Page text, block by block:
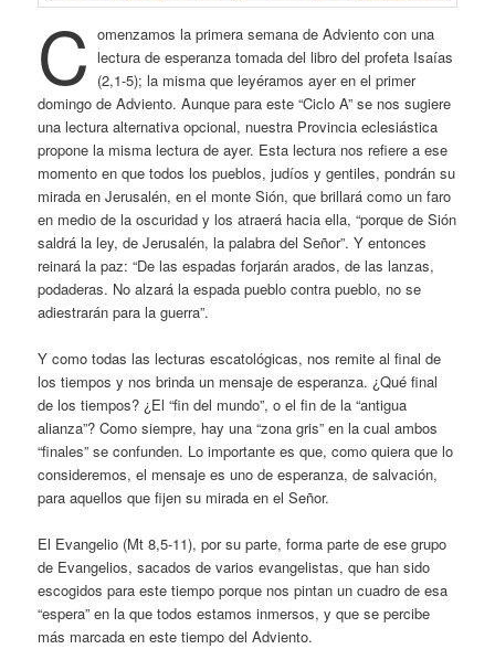
C omenzamos la primera semana de Adviento con una
lectura de esperanza tomada del libro del profeta Isaías
(2,1-5); la misma que leyéramos ayer en el primer
domingo de Adviento. Aunque para este “Ciclo A” se nos sugiere
una lectura alternativa opcional, nuestra Provincia eclesiástica
propone la misma lectura de ayer. Esta lectura nos refiere a ese
momento en que todos los pueblos, judíos y gentiles, pondrán su
mirada en Jerusalén, en el monte Sión, que brillará como un faro
en medio de la oscuridad y los atraerá hacia ella, “porque de Sión
saldrá la ley, de Jerusalén, la palabra del Señor”. Y entonces
reinará la paz: “De las espadas forjarán arados, de las lanzas,
podaderas. No alzará la espada pueblo contra pueblo, no se
adiestrarán para la guerra”.
Y como todas las lecturas escatológicas, nos remite al final de
los tiempos y nos brinda un mensaje de esperanza. ¿Qué final
de los tiempos? ¿El “fin del mundo”, o el fin de la “antigua
alianza”? Como siempre, hay una “zona gris” en la cual ambos
“finales” se confunden. Lo importante es que, como quiera que lo
consideremos, el mensaje es uno de esperanza, de salvación,
para aquellos que fijen su mirada en el Señor.
El Evangelio (Mt 8,5-11), por su parte, forma parte de ese grupo
de Evangelios, sacados de varios evangelistas, que han sido
escogidos para este tiempo porque nos pintan un cuadro de esa
“espera” en la que todos estamos inmersos, y que se percibe
más marcada en este tiempo del Adviento.